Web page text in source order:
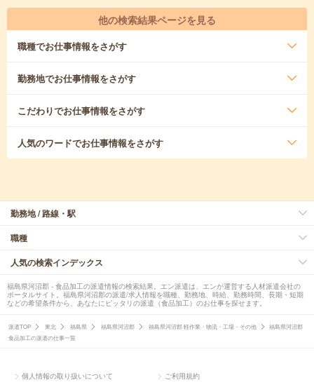
他の検索結果ページを見る
職種でお仕事情報をさがす
勤務地でお仕事情報をさがす
こだわりでお仕事情報をさがす
人気のワードでお仕事情報をさがす
勤務地 / 路線・駅
職種
人気の検索インデックス
福島県河沼郡 - 食品加工の派遣情報の検索結果。エン派遣は、エンが運営する人材派遣会社の
ポータルサイト。福島県河沼郡の派遣/求人情報を職種、勤務地、時給、勤務時間、長期・短期
などの希望条件から、あなたにピッタリの派遣（食品加工）のお仕事を探せます。
派遣TOP 東北 福島県 福島県河沼郡 福島県河沼郡 軽作業・物流・工場・その他
福島県河沼郡
食品加工の派遣の仕事一覧
個人情報の取り扱いについて ご利用規約